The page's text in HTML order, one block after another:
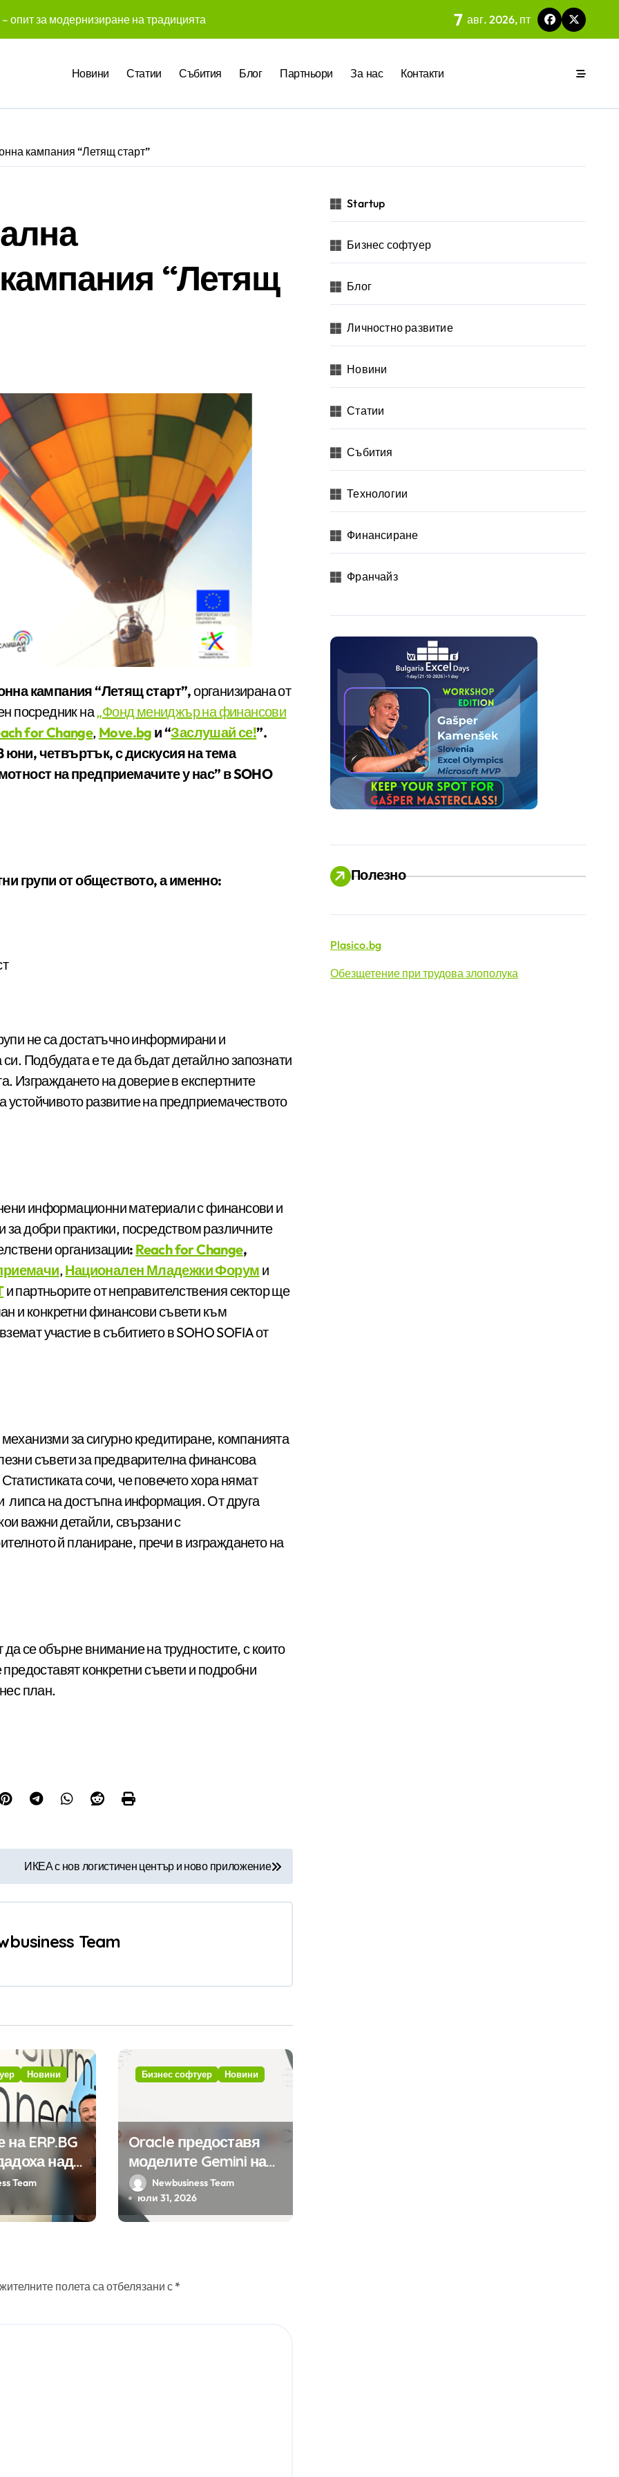
опит за модернизиране на традицията
Gemini на Google на хиляди клиенти на бизнес приложения
забелязват мръсния офис още в първата седмица
начина, по който хотелите продават стаите си
в създаването на международните стандарти за навлизане на изкуствен интелект в хотелиерството
7 авг. 2026, пт
Новини Статии Събития Блог Партньори За нас Контакти
кампания “Летящ старт”
“Летящ
кампания “Летящ старт”,организирана от
посредник на„Фонд мениджър на финансови
for Change, Move.bg и “Заслушай се!”.
юни, четвъртък, с дискусия на тема
на предприемачите у нас” в SOHO
групи от обществото, а именно:
не са достатъчно информирани и
Подбудата е те да бъдат детайлно запознати
Изграждането на доверие в експертните
устойчивото развитие на предприемачеството
информационни материали с финансови и
добри практики, посредством различните
организации: Reach for Change,
,Национален Младежки Форум и
и партньорите от неправителствения сектор ще
и конкретни финансови съвети към
участие в събитието в SOHO SOFIA от
за сигурно кредитиране, компанията
съвети за предварителна финансова
сочи, че повечето хора нямат
липса на достъпна информация. От друга
важни детайли, свързани с
й планиране, пречи в изграждането на
се обърне внимание на трудностите, с които
конкретни съвети и подробни
план.
ИКЕА с нов логистичен център и ново приложение
Team
Новини
на ERP.BG
над
за
с
Team
Бизнес софтуер Новини
Oracle предоставя
моделите Gemini на
Google на хиляди
клиенти на бизнес
приложения
Newbusiness Team
юли 31, 2026
полета са отбелязани с *
Startup
Бизнес софтуер
Блог
Личностно развитие
Новини
Статии
Събития
Технологии
Финансиране
Франчайз
Полезно
Plasico.bg
Обезщетение при трудова злополука